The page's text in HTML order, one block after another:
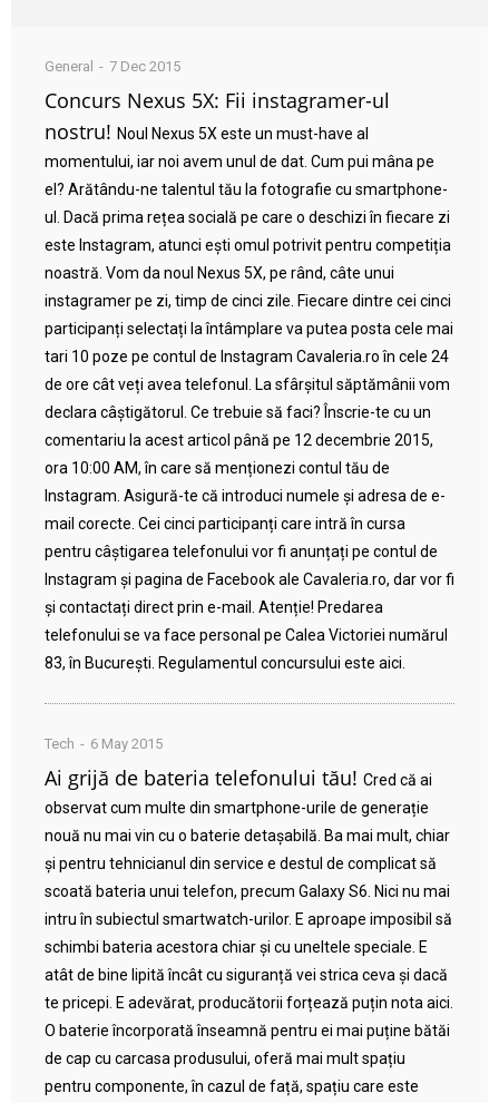
General 7 Dec 2015
Concurs Nexus 5X: Fii instagramer-ul
nostru! Noul Nexus 5X este un must-have al
momentului, iar noi avem unul de dat. Cum pui mâna pe
el? Arătându-ne talentul tău la fotografie cu smartphone-
ul. Dacă prima rețea socială pe care o deschizi în fiecare zi
este Instagram, atunci ești omul potrivit pentru competiția
noastră. Vom da noul Nexus 5X, pe rând, câte unui
instagramer pe zi, timp de cinci zile. Fiecare dintre cei cinci
participanți selectați la întâmplare va putea posta cele mai
tari 10 poze pe contul de Instagram Cavaleria.ro în cele 24
de ore cât veți avea telefonul. La sfârșitul săptămânii vom
declara câștigătorul. Ce trebuie să faci? Înscrie-te cu un
comentariu la acest articol până pe 12 decembrie 2015,
ora 10:00 AM, în care să menționezi contul tău de
Instagram. Asigură-te că introduci numele și adresa de e-
mail corecte. Cei cinci participanți care intră în cursa
pentru câștigarea telefonului vor fi anunțați pe contul de
Instagram și pagina de Facebook ale Cavaleria.ro, dar vor fi
și contactați direct prin e-mail. Atenție! Predarea
telefonului se va face personal pe Calea Victoriei numărul
83, în București. Regulamentul concursului este aici.
Tech 6 May 2015
Ai grijă de bateria telefonului tău! Cred că ai
observat cum multe din smartphone-urile de generație
nouă nu mai vin cu o baterie detașabilă. Ba mai mult, chiar
și pentru tehnicianul din service e destul de complicat să
scoată bateria unui telefon, precum Galaxy S6. Nici nu mai
intru în subiectul smartwatch-urilor. E aproape imposibil să
schimbi bateria acestora chiar și cu uneltele speciale. E
atât de bine lipită încât cu siguranță vei strica ceva și dacă
te pricepi. E adevărat, producătorii forțează puțin nota aici.
O baterie încorporată înseamnă pentru ei mai puține bătăi
de cap cu carcasa produsului, oferă mai mult spațiu
pentru componente, în cazul de față, spațiu care este